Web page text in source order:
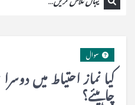
کیا نماز احتیاط میں
چاہیئے؟
سوال